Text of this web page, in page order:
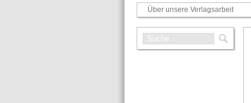
Über unsere Verlagsarbeit